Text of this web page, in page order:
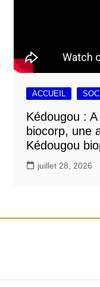
ACCUEIL
Kédougou :
biocorp, une
Kédougou
juillet 28, 2026